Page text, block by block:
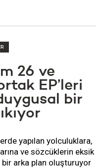
26 ve
EP’leri
bir
yapılan yolculuklara,
ve sözcüklerin eksik
bir arka plan oluşturuyor